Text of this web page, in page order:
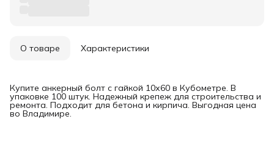
О товаре Характеристики
Купите анкерный болт с гайкой 10х60 в Кубометре. В
упаковке 100 штук. Надежный крепеж для строительства и
ремонта. Подходит для бетона и кирпича. Выгодная цена
во Владимире.